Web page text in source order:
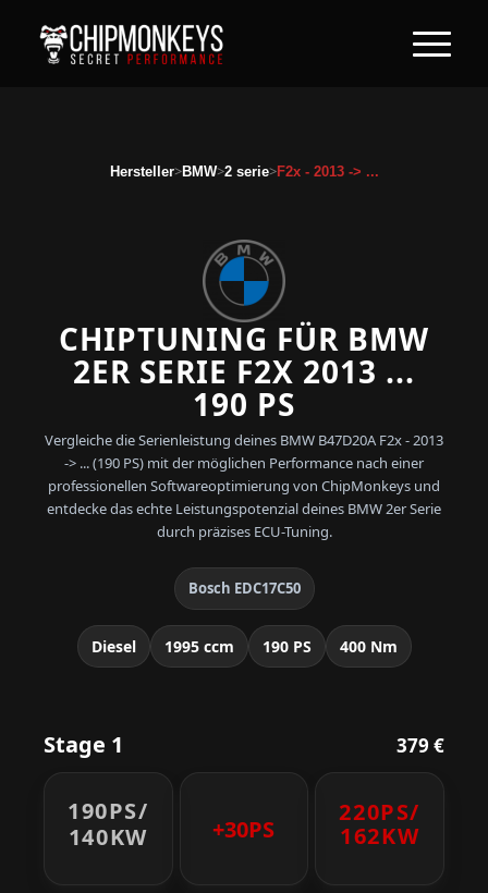
Hersteller>BMW>2 serie>F2x - 2013 -> ...
CHIPTUNING FÜR BMW
2ER SERIE F2X 2013 ...
190 PS
Vergleiche die Serienleistung deines BMW B47D20A F2x - 2013
-> ... (190 PS) mit der möglichen Performance nach einer
professionellen Softwareoptimierung von ChipMonkeys und
entdecke das echte Leistungspotenzial deines BMW 2er Serie
durch präzises ECU-Tuning.
Bosch EDC17C50
Diesel 1995 ccm 190 PS 400 Nm
Stage 1 379 €
190PS/
140KW
+30PS
220PS/
162KW